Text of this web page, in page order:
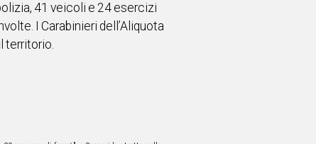
41 veicoli e 24 esercizi
I Carabinieri dell’Aliquota
territorio.